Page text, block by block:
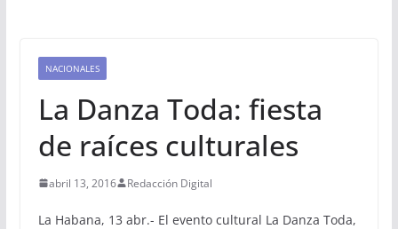
NACIONALES
La Danza Toda: fiesta
de raíces culturales
abril 13, 2016 Redacción Digital
La Habana, 13 abr.- El evento cultural La Danza Toda,